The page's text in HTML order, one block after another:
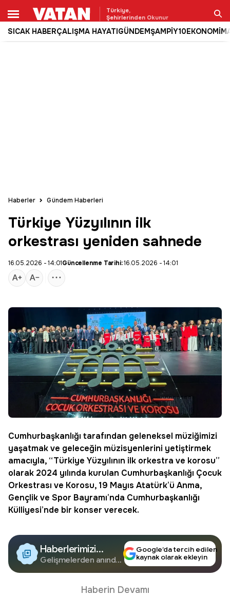
Türkiye,
Şehirlerinden Okunur
SICAK HABERÇALIŞMA HAYATIGÜNDEMŞAMPİY10EKONOMİ
Ara
Haberler Gündem Haberleri
Türkiye Yüzyılının ilk
orkestrası yeniden sahnede
16.05.2026 - 14:01Güncellenme Tarihi:16.05.2026 - 14:01
Cumhurbaşkanlığı tarafından geleneksel müziğimizi
yaşatmak ve geleceğin müzisyenlerini yetiştirmek
amacıyla, “Türkiye Yüzyılının ilk orkestra ve korosu”
olarak 2024 yılında kurulan Cumhurbaşkanlığı Çocuk
Orkestrası ve Korosu, 19 Mayıs Atatürk’ü Anma,
Gençlik ve Spor Bayramı’nda Cumhurbaşkanlığı
Külliyesi’nde bir konser verecek.
Haberlerimizi
Google'da Takip
Edin
Gelişmelerden anında
Google’da tercih edilen
kaynak olarak ekleyin
Haberin Devamı